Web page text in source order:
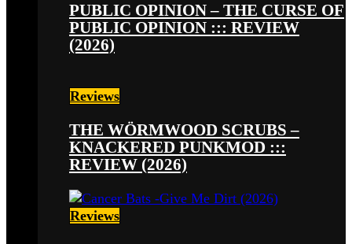
PUBLIC OPINION – THE CURSE OF
PUBLIC OPINION ::: REVIEW
(2026)
Reviews
THE WÖRMWOOD SCRUBS –
KNACKERED PUNKMOD :::
REVIEW (2026)
Reviews